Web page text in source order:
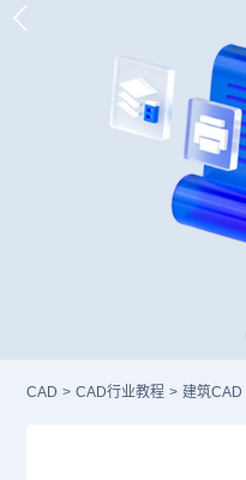
CAD > CAD行业教程 > 建筑CAD